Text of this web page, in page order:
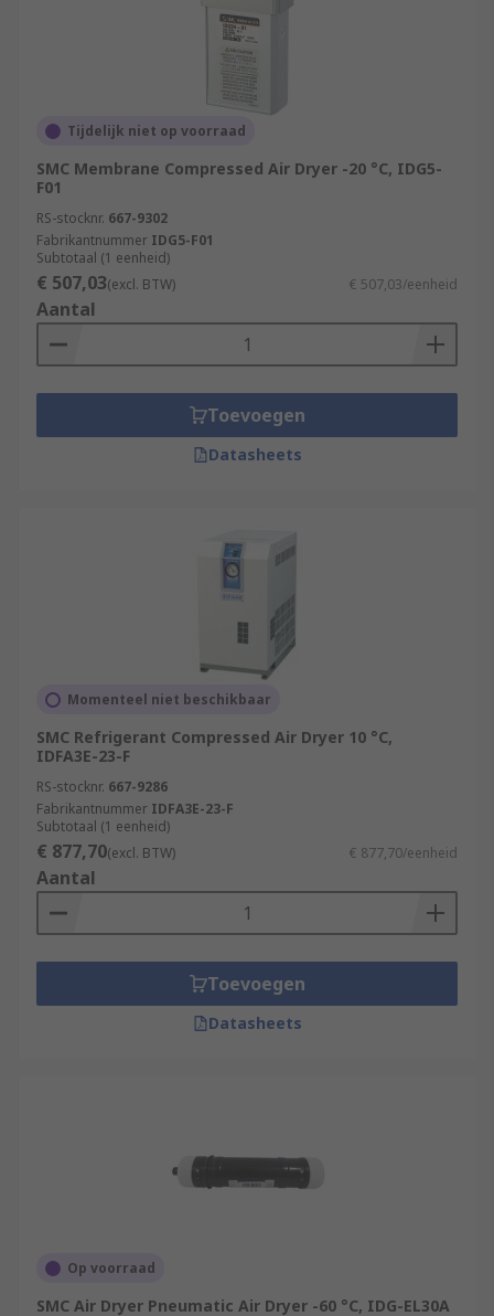
Tijdelijk niet op voorraad
SMC Membrane Compressed Air Dryer -20 °C, IDG5-
F01
RS-stocknr. 667-9302
Fabrikantnummer IDG5-F01
Subtotaal (1 eenheid)
€ 507,03(excl. BTW) € 507,03/eenheid
Aantal
Toevoegen
Datasheets
Momenteel niet beschikbaar
SMC Refrigerant Compressed Air Dryer 10 °C,
IDFA3E-23-F
RS-stocknr. 667-9286
Fabrikantnummer IDFA3E-23-F
Subtotaal (1 eenheid)
€ 877,70(excl. BTW) € 877,70/eenheid
Aantal
Toevoegen
Datasheets
Op voorraad
SMC Air Dryer Pneumatic Air Dryer -60 °C, IDG-EL30A